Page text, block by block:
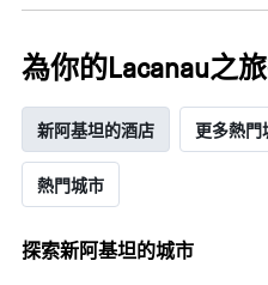
圖
表
有
1
條
Y
軸，
示
為你的Lacanau之
新阿基坦的酒店 更多熱門
熱門城市
探索新阿基坦​的城市